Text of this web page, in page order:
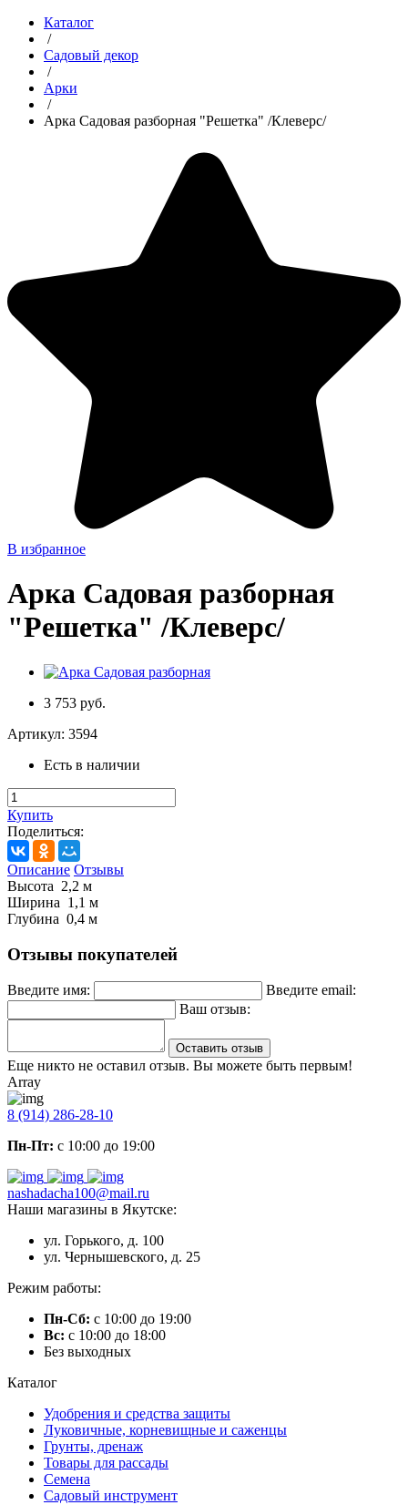
Каталог
/
Садовый декор
/
Арки
/
Арка Садовая разборная "Решетка" /Клеверс/
В избранное
Арка Садовая разборная
"Решетка" /Клеверс/
3 753 руб.
Артикул: 3594
Есть в наличии
Купить
Поделиться:
Описание Отзывы
Высота 2,2 м
Ширина 1,1 м
Глубина 0,4 м
Отзывы покупателей
Введите имя:
Введите email:
Ваш отзыв:
Оставить отзыв
Еще никто не оставил отзыв. Вы можете быть первым!
Array
8 (914) 286-28-10
Пн-Пт: с 10:00 до 19:00
nashadacha100@mail.ru
Наши магазины в Якутске:
ул. Горького, д. 100
ул. Чернышевского, д. 25
Режим работы:
Пн-Сб: с 10:00 до 19:00
Вс: с 10:00 до 18:00
Без выходных
Каталог
Удобрения и средства защиты
Луковичные, корневищные и саженцы
Грунты, дренаж
Товары для рассады
Семена
Садовый инструмент